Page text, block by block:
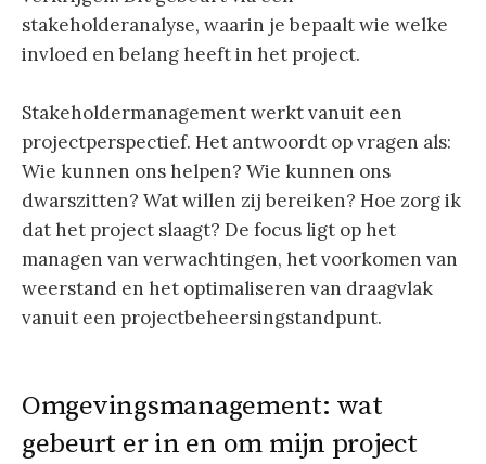
stakeholderanalyse, waarin je bepaalt wie welke
invloed en belang heeft in het project.
Stakeholdermanagement werkt vanuit een
projectperspectief. Het antwoordt op vragen als:
Wie kunnen ons helpen? Wie kunnen ons
dwarszitten? Wat willen zij bereiken? Hoe zorg ik
dat het project slaagt? De focus ligt op het
managen van verwachtingen, het voorkomen van
weerstand en het optimaliseren van draagvlak
vanuit een projectbeheersingstandpunt.
Omgevingsmanagement: wat
gebeurt er in en om mijn project